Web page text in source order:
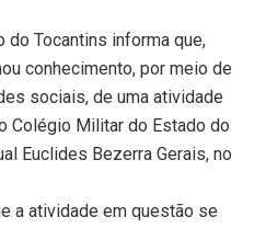
Tocantins informa que,
conhecimento, por meio de
sociais, de uma atividade
Colégio Militar do Estado do
Euclides Bezerra Gerais, no
a atividade em questão se